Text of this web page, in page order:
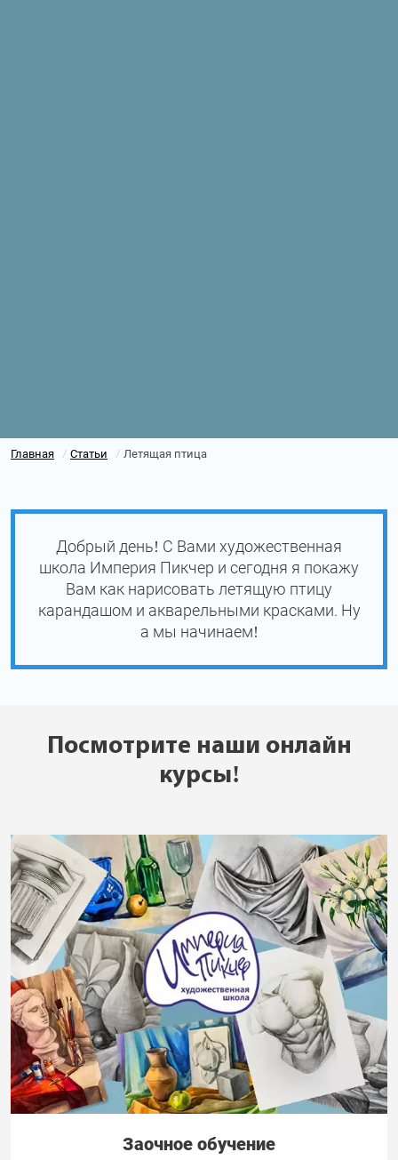
Главная / Статьи / Летящая птица
Добрый день! С Вами художественная
школа Империя Пикчер и сегодня я покажу
Вам как нарисовать летящую птицу
карандашом и акварельными красками. Ну
а мы начинаем!
Посмотрите наши онлайн
курсы!
Заочное обучение